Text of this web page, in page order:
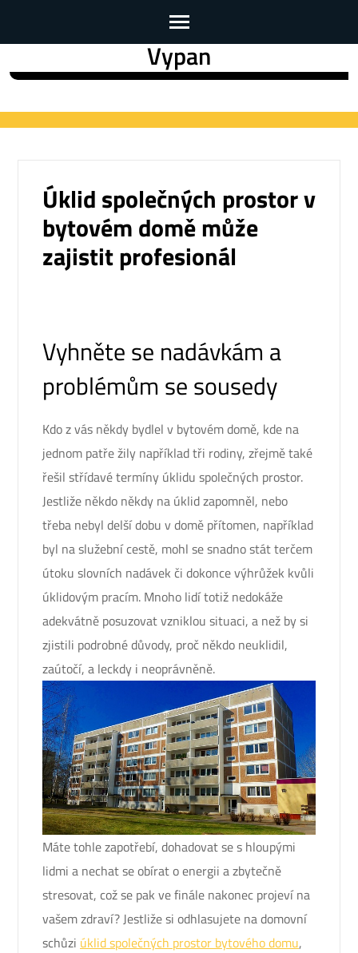
to
(Press
Vypan
Úklid společných prostor v
bytovém domě může
zajistit profesionál
Vyhněte se nadávkám a
problémům se sousedy
Kdo z vás někdy bydlel v bytovém domě, kde na
jednom patře žily například tři rodiny, zřejmě také
řešil střídavé termíny úklidu společných prostor.
Jestliže někdo někdy na úklid zapomněl, nebo
třeba nebyl delší dobu v domě přítomen, například
byl na služební cestě, mohl se snadno stát terčem
útoku slovních nadávek či dokonce výhrůžek kvůli
úklidovým pracím. Mnoho lidí totiž nedokáže
adekvátně posuzovat vzniklou situaci, a než by si
zjistili podrobné důvody, proč někdo neuklidil,
zaútočí, a leckdy i neoprávněně.
Máte tohle zapotřebí, dohadovat se s hloupými
lidmi a nechat se obírat o energii a zbytečně
stresovat, což se pak ve finále nakonec projeví na
vašem zdraví? Jestliže si odhlasujete na domovní
schůzi úklid společných prostor bytového domu,